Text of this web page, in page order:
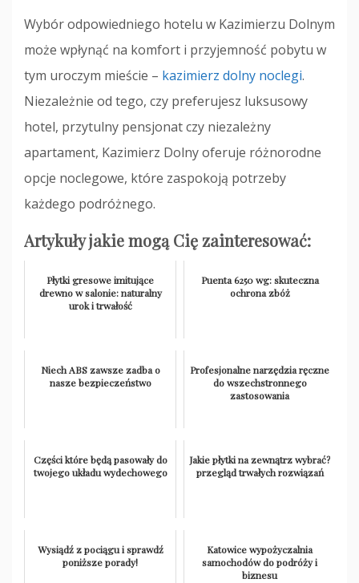
Wybór odpowiedniego hotelu w Kazimierzu Dolnym
może wpłynąć na komfort i przyjemność pobytu w
tym uroczym mieście – kazimierz dolny noclegi.
Niezależnie od tego, czy preferujesz luksusowy
hotel, przytulny pensjonat czy niezależny
apartament, Kazimierz Dolny oferuje różnorodne
opcje noclegowe, które zaspokoją potrzeby
każdego podróżnego.
Artykuły jakie mogą Cię zainteresować:
Płytki gresowe imitujące
drewno w salonie: naturalny
urok i trwałość
Puenta 6250 wg: skuteczna
ochrona zbóż
Niech ABS zawsze zadba o
nasze bezpieczeństwo
Profesjonalne narzędzia ręczne
do wszechstronnego
zastosowania
Części które będą pasowały do
twojego układu wydechowego
Jakie płytki na zewnątrz wybrać?
przegląd trwałych rozwiązań
Wysiądź z pociągu i sprawdź
poniższe porady!
Katowice wypożyczalnia
samochodów do podróży i
biznesu